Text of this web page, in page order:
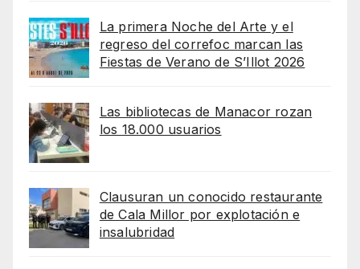
La primera Noche del Arte y el
regreso del correfoc marcan las
Fiestas de Verano de S’Illot 2026
Las bibliotecas de Manacor rozan
los 18.000 usuarios
Clausuran un conocido restaurante
de Cala Millor por explotación e
insalubridad